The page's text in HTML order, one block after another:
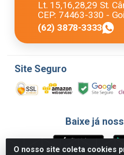
O nosso site coleta cookies
Lt. 15,16,28,29 St.
CEP: 74463-330 -
(62) 3878-3333
Site Seguro
Baixe já